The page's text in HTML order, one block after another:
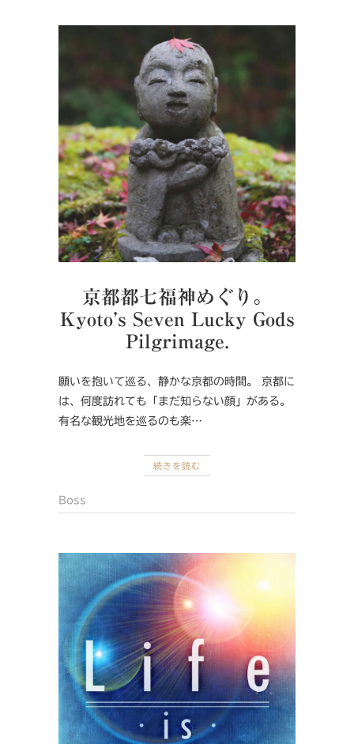
京都都七福神めぐり。
Kyoto’s Seven Lucky Gods
Pilgrimage.
願いを抱いて巡る、静かな京都の時間。 京都に
は、何度訪れても「まだ知らない顔」がある。
有名な観光地を巡るのも楽…
続きを読む
Boss